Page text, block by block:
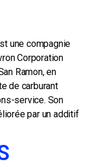
une compagnie
Corporation
Ramon, en
de carburant
service. Son
par un additif